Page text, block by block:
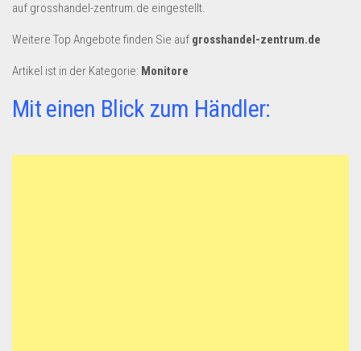
auf grosshandel-zentrum.de eingestellt.
Weitere Top Angebote finden Sie auf grosshandel-zentrum.de
Artikel ist in der Kategorie: Monitore
Mit einen Blick zum Händler: